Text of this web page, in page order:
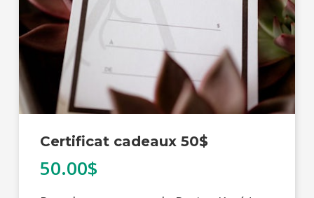
Certificat cadeaux 50$
50.00$